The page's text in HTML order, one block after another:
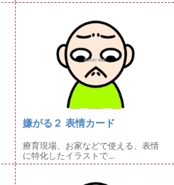
嫌がる２ 表情カード
療育現場、お家などで使える、表情
に特化したイラストで...